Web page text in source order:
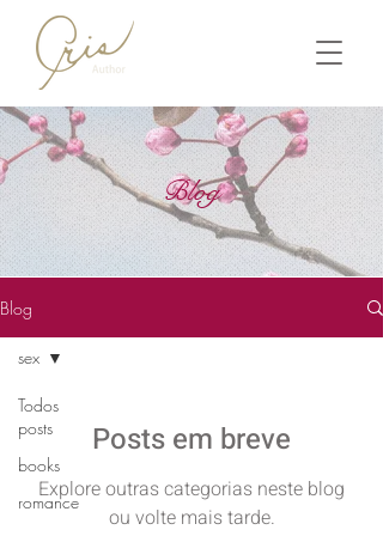
Blog
Blog
Todos
posts
books
romance
sex
Posts em breve
Explore outras categorias neste blog
ou volte mais tarde.